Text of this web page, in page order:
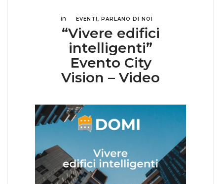
in EVENTI, PARLANO DI NOI
“Vivere edifici
intelligenti”
Evento City
Vision – Video